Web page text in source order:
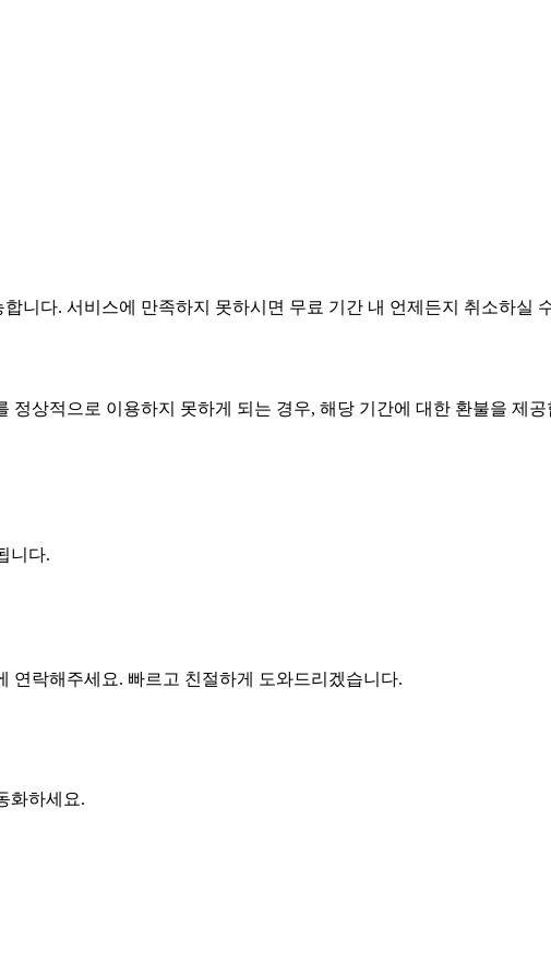
니다. 서비스에 만족하지 못하시면 무료 기간 내 언제든지 취소하실
정상적으로 이용하지 못하게 되는 경우, 해당 기간에 대한 환불을 제공
니다.
연락해주세요. 빠르고 친절하게 도와드리겠습니다.
화하세요.